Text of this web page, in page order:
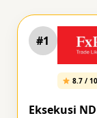
#1
8.7 / 10
Eksekusi